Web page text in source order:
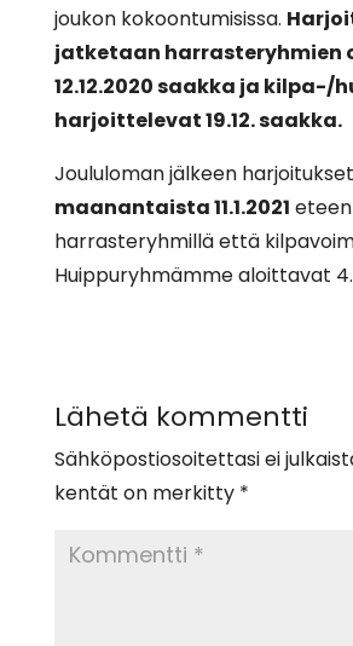
joukon kokoontumisissa.
jatketaan harrasteryhmien
12.12.2020 saakka ja kilpa-/
harjoittelevat 19.12. saakka.
Joululoman jälkeen
maanantaista 11.1.2021
harrasteryhmillä että
Huippuryhmämme aloittavat
Lähetä kommentti
Sähköpostiosoitettasi ei
kentät on merkitty *